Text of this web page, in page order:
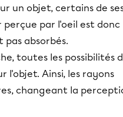
un objet, certains de
perçue par l'oeil est donc
absorbés.
toutes les possibilités
l'objet. Ainsi, les rayons
changeant la